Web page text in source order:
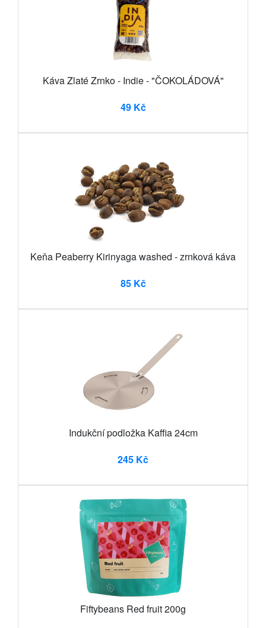
Káva Zlaté Zrnko - Indie - "ČOKOLÁDOVÁ"
49 Kč
Keňa Peaberry Kirinyaga washed - zrnková káva
85 Kč
Indukční podložka Kaffia 24cm
245 Kč
Fiftybeans Red fruit 200g